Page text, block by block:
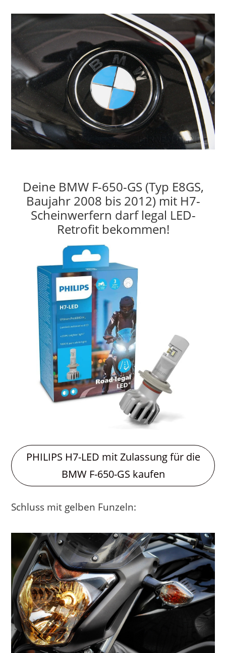
Deine BMW F-650-GS (Typ E8GS,
Baujahr 2008 bis 2012) mit H7-
Scheinwerfern darf legal LED-
Retrofit bekommen!
PHILIPS H7-LED mit Zulassung für die
BMW F-650-GS kaufen
Schluss mit gelben Funzeln: